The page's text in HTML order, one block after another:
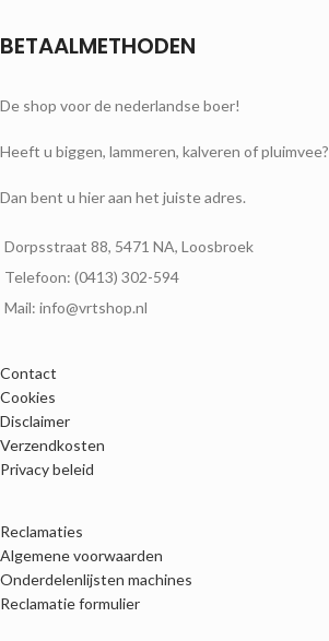
BETAALMETHODEN
De shop voor de nederlandse boer!
Heeft u biggen, lammeren, kalveren of pluimvee?
Dan bent u hier aan het juiste adres.
Dorpsstraat 88, 5471 NA, Loosbroek
Telefoon: (0413) 302-594
Mail: info@vrtshop.nl
Contact
Cookies
Disclaimer
Verzendkosten
Privacy beleid
Reclamaties
Algemene voorwaarden
Onderdelenlijsten machines
Reclamatie formulier